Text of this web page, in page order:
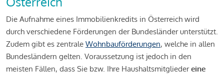
Die Aufnahme eines Immobilienkredits in Österreich wird
durch verschiedene Förderungen der Bundesländer unterstützt.
Zudem gibt es zentrale Wohnbauförderungen, welche in allen
Bundesländern gelten. Voraussetzung ist jedoch in den
meisten Fällen, dass Sie bzw. Ihre Haushaltsmitgliedereine